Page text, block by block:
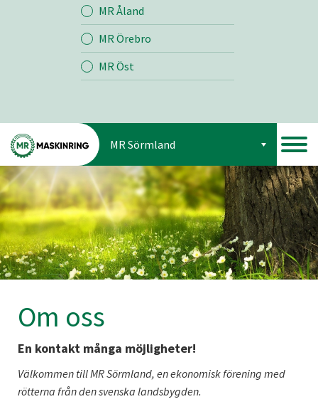
MR Åland
MR Örebro
MR Öst
MR Sörmland
Om oss
En kontakt många möjligheter!
Välkommen till MR Sörmland, en ekonomisk förening med
rötterna från den svenska landsbygden.